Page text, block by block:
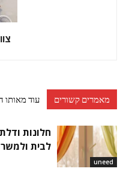
מאמרים קשורים עוד מאותו
uneed
חלונות
לבית